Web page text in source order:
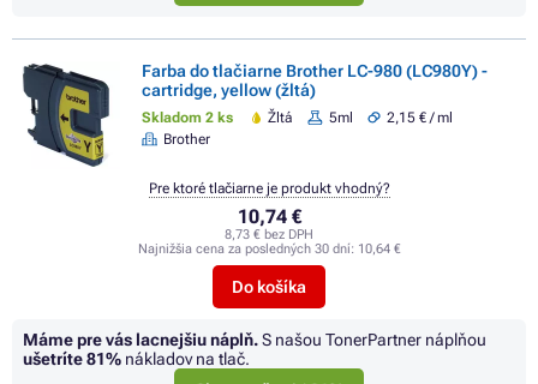
Farba do tlačiarne Brother LC-980 (LC980Y) -
cartridge, yellow (žltá)
Skladom 2 ks Žltá 5ml
2,15 € / ml
Brother
10,74 €
8,73 € bez DPH
Najnižšia cena za posledných 30 dní: 10,64 €
Do košíka
Pre ktoré tlačiarne je produkt vhodný?
Máme pre vás lacnejšiu náplň.S našou TonerPartner náplňou
ušetríte81% nákladov na tlač.